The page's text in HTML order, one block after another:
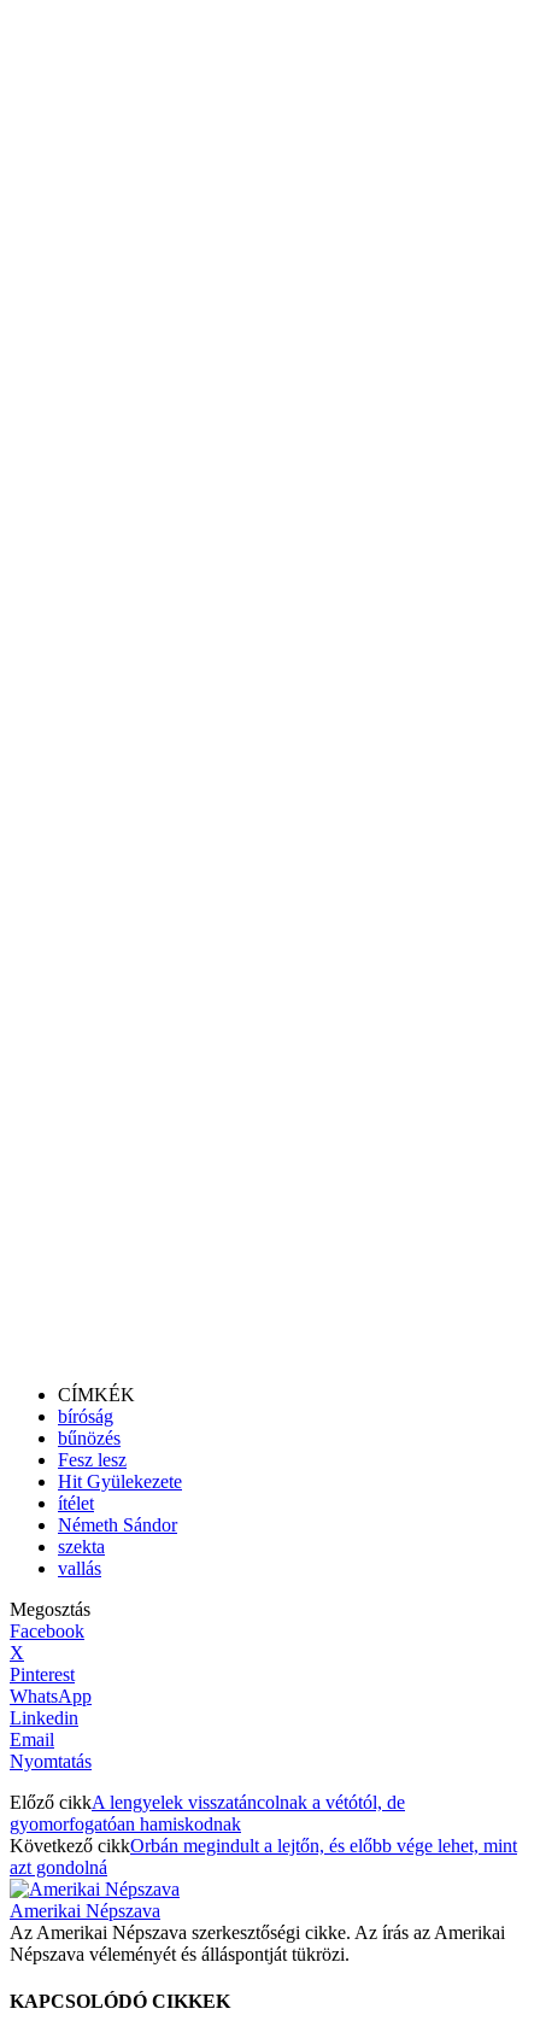
CÍMKÉK
bíróság
bűnözés
Fesz lesz
Hit Gyülekezete
ítélet
Németh Sándor
szekta
vallás
Megosztás
Facebook
X
Pinterest
WhatsApp
Linkedin
Email
Nyomtatás
Előző cikkA lengyelek visszatáncolnak a vétótól, de
gyomorfogatóan hamiskodnak
Következő cikkOrbán megindult a lejtőn, és előbb vége lehet, mint
azt gondolná
Amerikai Népszava
Az Amerikai Népszava szerkesztőségi cikke. Az írás az Amerikai
Népszava véleményét és álláspontját tükrözi.
KAPCSOLÓDÓ CIKKEK